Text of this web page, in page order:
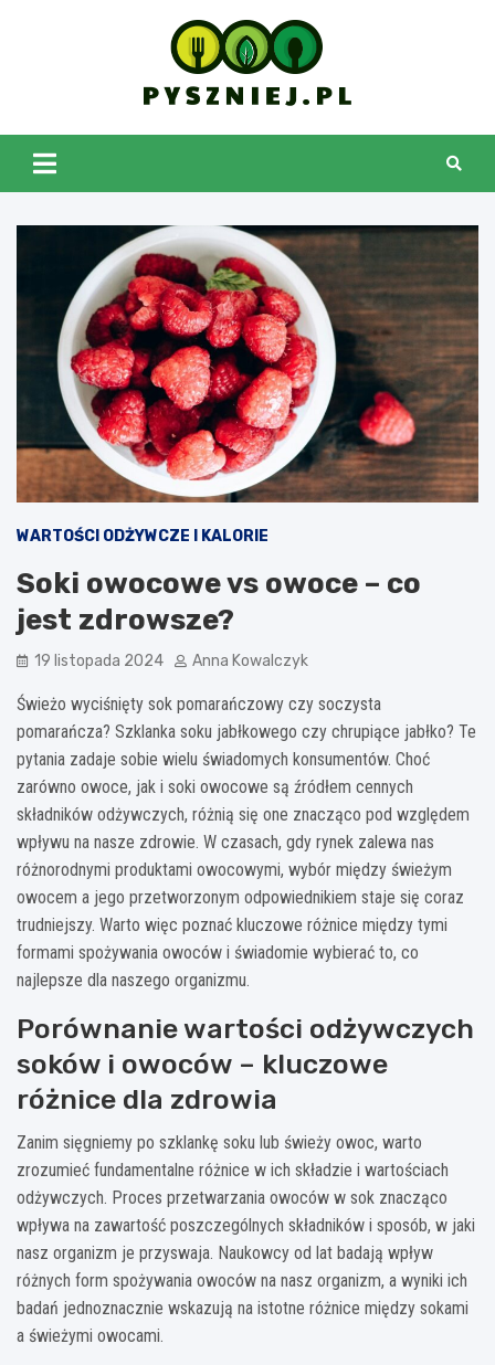
pyszniej.pl
WARTOŚCI ODŻYWCZE I KALORIE
Soki owocowe vs owoce – co
jest zdrowsze?
19 listopada 2024 Anna Kowalczyk
Świeżo wyciśnięty sok pomarańczowy czy soczysta
pomarańcza? Szklanka soku jabłkowego czy chrupiące jabłko? Te
pytania zadaje sobie wielu świadomych konsumentów. Choć
zarówno owoce, jak i soki owocowe są źródłem cennych
składników odżywczych, różnią się one znacząco pod względem
wpływu na nasze zdrowie. W czasach, gdy rynek zalewa nas
różnorodnymi produktami owocowymi, wybór między świeżym
owocem a jego przetworzonym odpowiednikiem staje się coraz
trudniejszy. Warto więc poznać kluczowe różnice między tymi
formami spożywania owoców i świadomie wybierać to, co
najlepsze dla naszego organizmu.
Porównanie wartości odżywczych
soków i owoców – kluczowe
różnice dla zdrowia
Zanim sięgniemy po szklankę soku lub świeży owoc, warto
zrozumieć fundamentalne różnice w ich składzie i wartościach
odżywczych. Proces przetwarzania owoców w sok znacząco
wpływa na zawartość poszczególnych składników i sposób, w jaki
nasz organizm je przyswaja. Naukowcy od lat badają wpływ
różnych form spożywania owoców na nasz organizm, a wyniki ich
badań jednoznacznie wskazują na istotne różnice między sokami
a świeżymi owocami.